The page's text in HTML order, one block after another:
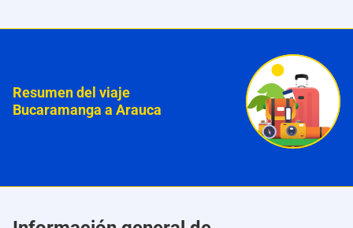
Resumen del viaje
Bucaramanga a Arauca